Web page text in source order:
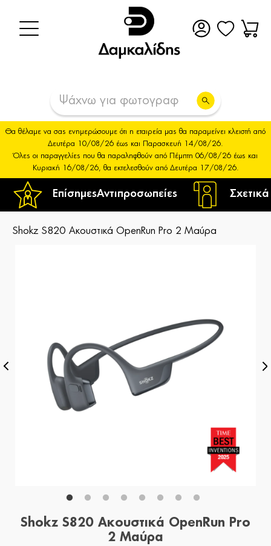
ΕπίσημεςΑντιπροσωπείες
Θα θέλαμε να σας ενημερώσουμε ότι η εταιρεία μας θα παραμείνει κλειστή από
Δευτέρα 10/08/26 έως και Παρασκευή 14/08/26.
Όλες οι παραγγελίες που θα παραληφθούν από Πέμπτη 06/08/26 έως και
Κυριακή 16/08/26, θα εκτελεσθούν από Δευτέρα 17/08/26.
Shokz S820 Ακουστικά OpenRun Pro 2 Μαύρα
Shokz S820 Ακουστικά OpenRun Pro
2 Μαύρα